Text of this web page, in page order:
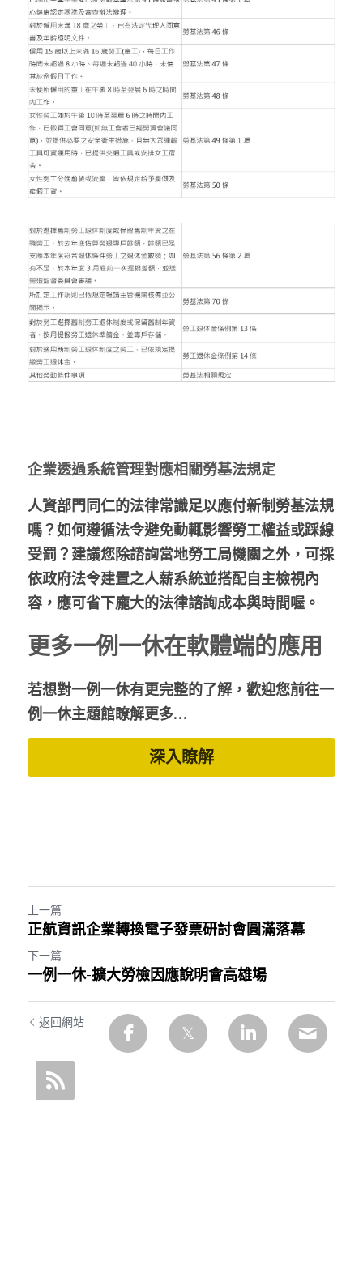
企業透過系統管理對應相關勞基法規定
人資部門同仁的法律常識足以應付新制勞基法規
嗎？如何遵循法令避免動輒影響勞工權益或踩線
受罰？建議您除諮詢當地勞工局機關之外，可採
依政府法令建置之人薪系統並搭配自主檢視內
容，應可省下龐大的法律諮詢成本與時間喔。
更多一例一休在軟體端的應用
若想對一例一休有更完整的了解，歡迎您前往一
例一休主題館瞭解更多…
深入瞭解
上一篇
正航資訊企業轉換電子發票研討會圓滿落幕
下一篇
一例一休-擴大勞檢因應說明會高雄場
返回網站